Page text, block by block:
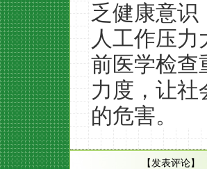
乏健康意识
人工作压
前医学检查
力度，让社
的危害。
【发表评论】